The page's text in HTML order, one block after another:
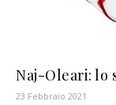
Naj-Oleari: lo
23 Febbraio 2021